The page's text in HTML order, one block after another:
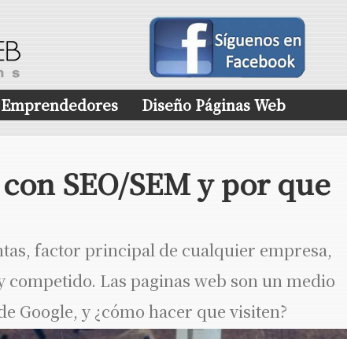
Diseño Páginas Web
SEO/SEM y por que
factor principal de cualquier empresa,
Las paginas web son un medio
Google, y ¿cómo hacer que visiten?